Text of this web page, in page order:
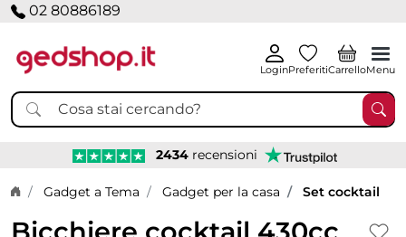
02 80886189
LoginPreferitiCarrelloMenu
2434 recensioni
Home page
Gadget a Tema Gadget per la casa Set cocktail